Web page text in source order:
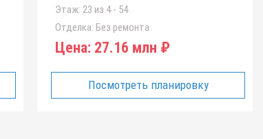
Этаж: 23 из 4 - 54
Отделка: Без ремонта
Цена: 27.16 млн ₽
Посмотреть планировку